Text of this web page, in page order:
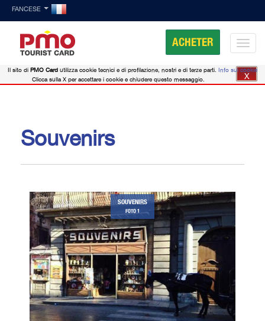
FANCESE
ACHETER
Souvenirs
SOUVENIRS
FOTO 1
Il sito di PMO Card utilizza cookie tecnici e di profilazione, nostri e di terze parti. Info sui cookie
Clicca sulla X per accettare i cookie e chiudere questo messaggio.
X